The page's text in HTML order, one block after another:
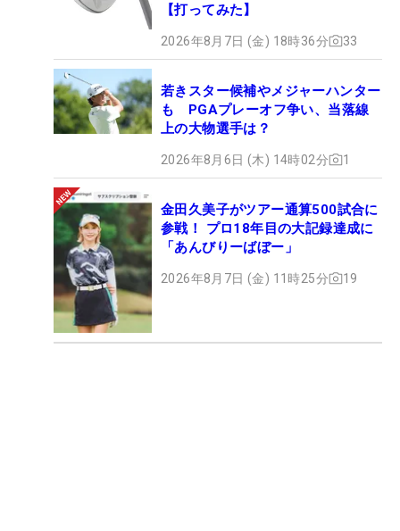
【打ってみた】
2026年8月7日 (金) 18時36分 33
若きスター候補やメジャーハンター
も PGAプレーオフ争い、当落線
上の大物選手は？
2026年8月6日 (木) 14時02分 1
金田久美子がツアー通算500試合に
参戦！ プロ18年目の大記録達成に
「あんびりーばぼー」
2026年8月7日 (金) 11時25分 19